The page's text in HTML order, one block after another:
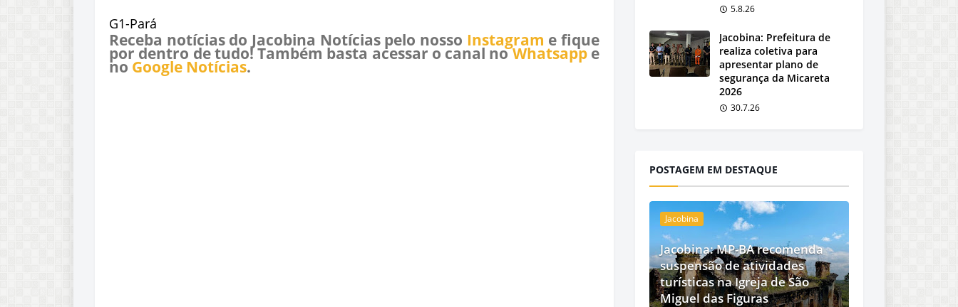
G1-Pará
Receba notícias do Jacobina Notícias pelo nosso Instagram e fique
por dentro de tudo! Também basta acessar o canal noWhatsappe
no Google Notícias.
5.8.26
Jacobina: Prefeitura de
realiza coletiva para
apresentar plano de
segurança da Micareta
2026
30.7.26
POSTAGEM EM DESTAQUE
Jacobina
Jacobina: MP-BA recomenda
suspensão de atividades
turísticas na Igreja de São
Miguel das Figuras